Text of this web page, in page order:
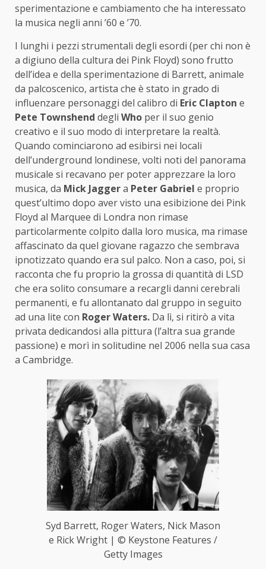
sperimentazione e cambiamento che ha interessato
la musica negli anni ’60 e ’70.
I lunghi i pezzi strumentali degli esordi (per chi non è
a digiuno della cultura dei Pink Floyd) sono frutto
dell’idea e della sperimentazione di Barrett, animale
da palcoscenico, artista che è stato in grado di
influenzare personaggi del calibro di Eric Clapton e
Pete Townshend degli Who per il suo genio
creativo e il suo modo di interpretare la realtà.
Quando cominciarono ad esibirsi nei locali
dell’underground londinese, volti noti del panorama
musicale si recavano per poter apprezzare la loro
musica, da Mick Jaggera Peter Gabriel e proprio
quest’ultimo dopo aver visto una esibizione dei Pink
Floyd al Marquee di Londra non rimase
particolarmente colpito dalla loro musica, ma rimase
affascinato da quel giovane ragazzo che sembrava
ipnotizzato quando era sul palco. Non a caso, poi, si
racconta che fu proprio la grossa di quantità di LSD
che era solito consumare a recargli danni cerebrali
permanenti, e fu allontanato dal gruppo in seguito
ad una lite con Roger Waters. Da lì, si ritirò a vita
privata dedicandosi alla pittura (l’altra sua grande
passione) e morì in solitudine nel 2006 nella sua casa
a Cambridge.
Syd Barrett, Roger Waters, Nick Mason
e Rick Wright | © Keystone Features /
Getty Images